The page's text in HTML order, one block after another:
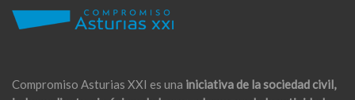
Compromiso Asturias XXI es una iniciativa de la sociedad civil,